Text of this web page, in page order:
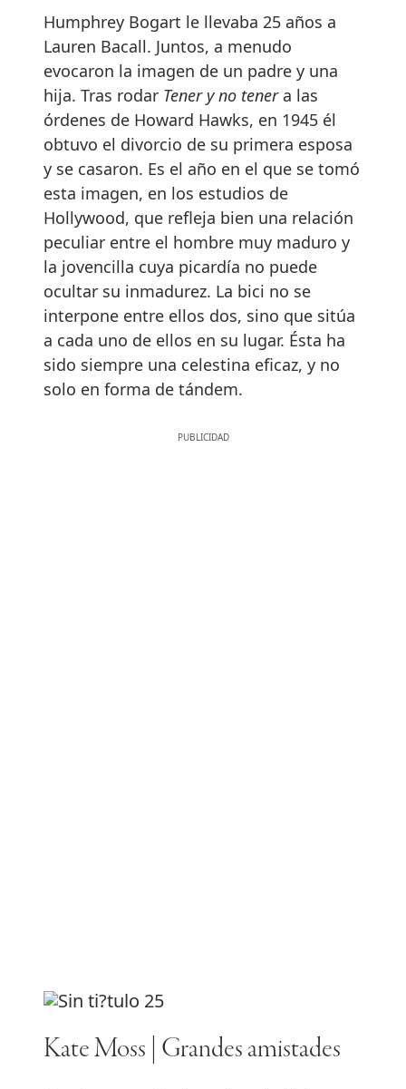
Humphrey Bogart le llevaba 25 años a
Lauren Bacall. Juntos, a menudo
evocaron la imagen de un padre y una
hija. Tras rodar Tener y no tenera las
órdenes de Howard Hawks, en 1945 él
obtuvo el divorcio de su primera esposa
y se casaron. Es el año en el que se tomó
esta imagen, en los estudios de
Hollywood, que refleja bien una relación
peculiar entre el hombre muy maduro y
la jovencilla cuya picardía no puede
ocultar su inmadurez. La bici no se
interpone entre ellos dos, sino que sitúa
a cada uno de ellos en su lugar. Ésta ha
sido siempre una celestina eficaz, y no
solo en forma de tándem.
Kate Moss | Grandes amistades